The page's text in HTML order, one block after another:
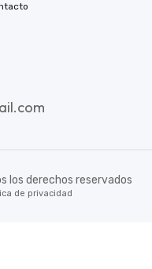
los derechos reservados
de privacidad